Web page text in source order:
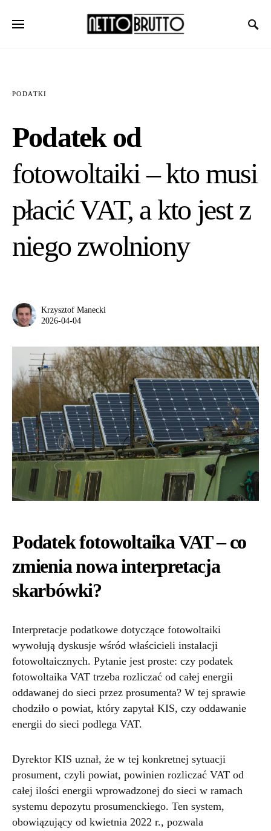
PODATKI
Podatek od
fotowoltaiki – kto musi
płacić VAT, a kto jest z
niego zwolniony
Krzysztof Manecki
2026-04-04
Podatek fotowoltaika VAT – co
zmienia nowa interpretacja
skarbówki?
Interpretacje podatkowe dotyczące fotowoltaiki
wywołują dyskusje wśród właścicieli instalacji
fotowoltaicznych. Pytanie jest proste: czy podatek
fotowoltaika VAT trzeba rozliczać od całej energii
oddawanej do sieci przez prosumenta? W tej sprawie
chodziło o powiat, który zapytał KIS, czy oddawanie
energii do sieci podlega VAT.
Dyrektor KIS uznał, że w tej konkretnej sytuacji
prosument, czyli powiat, powinien rozliczać VAT od
całej ilości energii wprowadzonej do sieci w ramach
systemu depozytu prosumenckiego. Ten system,
obowiązujący od kwietnia 2022 r., pozwala